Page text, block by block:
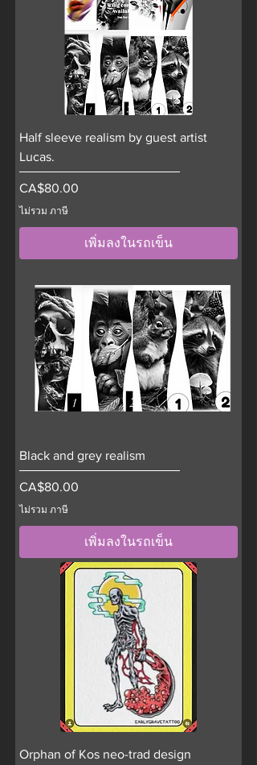
Half sleeve realism by guest artist
Lucas.
ราคา
CA$80.00
ไม่รวม ภาษี
เพิ่มลงในรถเข็น
Black and grey realism
ราคา
CA$80.00
ไม่รวม ภาษี
เพิ่มลงในรถเข็น
Orphan of Kos neo-trad design